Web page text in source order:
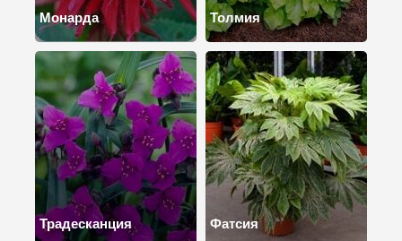
Монарда Толмия
Традесканция Фатсия